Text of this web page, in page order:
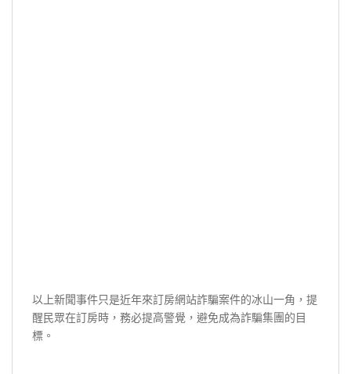
以上新聞事件只是近年來訂房網站詐騙案件的冰山一角，提
醒民眾在訂房時，務必提高警覺，避免成為詐騙集團的目
標。